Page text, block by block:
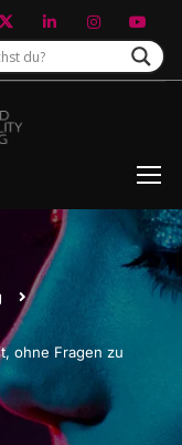
ohne Fragen zu